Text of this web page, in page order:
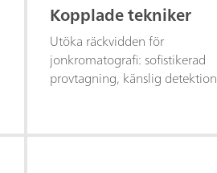
Kopplade tekniker
Utöka räckvidden för
jonkromatografi: sofistikerad
provtagning, känslig detektion